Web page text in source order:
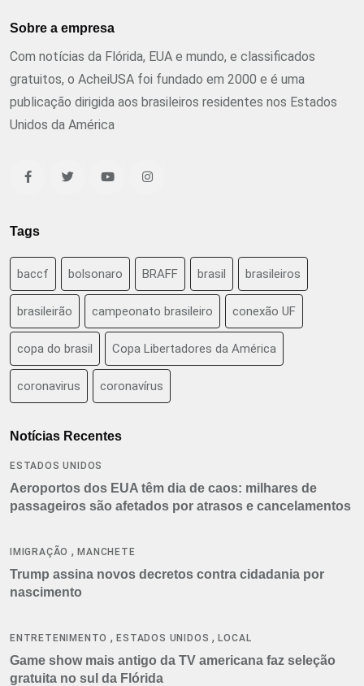
Sobre a empresa
Com notícias da Flórida, EUA e mundo, e classificados
gratuitos, o AcheiUSA foi fundado em 2000 e é uma
publicação dirigida aos brasileiros residentes nos Estados
Unidos da América
Tags
baccf bolsonaro BRAFF brasil brasileiros
brasileirão campeonato brasileiro conexão UF
copa do brasil Copa Libertadores da América
coronavirus coronavírus
Notícias Recentes
ESTADOS UNIDOS
Aeroportos dos EUA têm dia de caos: milhares de
passageiros são afetados por atrasos e cancelamentos
IMIGRAÇÃO ,MANCHETE
Trump assina novos decretos contra cidadania por
nascimento
ENTRETENIMENTO ,ESTADOS UNIDOS ,LOCAL
Game show mais antigo da TV americana faz seleção
gratuita no sul da Flórida